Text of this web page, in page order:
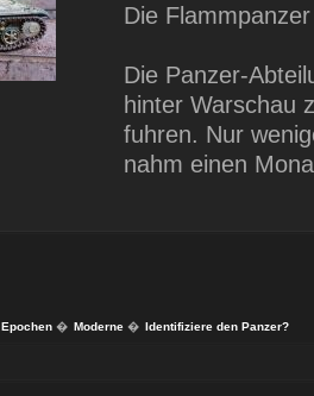
Die
Die Panzer-
hinter Warschau
fuhren. Nur
nahm einen
Epochen� Moderne� Identifiziere den Panzer?